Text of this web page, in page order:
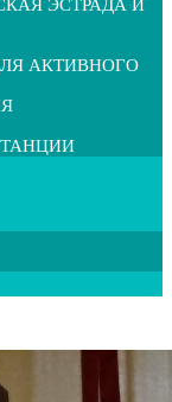
ЭСТРАДА И
АКТИВНОГО